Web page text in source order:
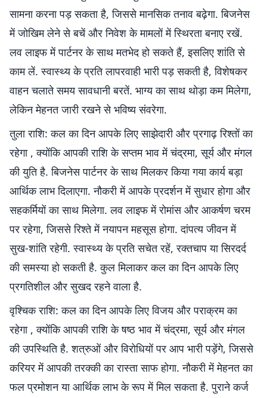
सामना करना पड़ सकता है, जिससे मानसिक तनाव बढ़ेगा. बिजनेस
में जोखिम लेने से बचें और निवेश के मामलों में स्थिरता बनाए रखें.
लव लाइफ में पार्टनर के साथ मतभेद हो सकते हैं, इसलिए शांति से
काम लें. स्वास्थ्य के प्रति लापरवाही भारी पड़ सकती है, विशेषकर
वाहन चलाते समय सावधानी बरतें. भाग्य का साथ थोड़ा कम मिलेगा,
लेकिन मेहनत जारी रखने से भविष्य संवरेगा.
तुला राशि: कल का दिन आपके लिए साझेदारी और प्रगाढ़ रिश्तों का
रहेगा , क्योंकि आपकी राशि के सप्तम भाव में चंद्रमा, सूर्य और मंगल
की युति है. बिजनेस पार्टनर के साथ मिलकर किया गया कार्य बड़ा
आर्थिक लाभ दिलाएगा. नौकरी में आपके प्रदर्शन में सुधार होगा और
सहकर्मियों का साथ मिलेगा. लव लाइफ में रोमांस और आकर्षण चरम
पर रहेगा, जिससे रिश्ते में नयापन महसूस होगा. दांपत्य जीवन में
सुख-शांति रहेगी. स्वास्थ्य के प्रति सचेत रहें, रक्तचाप या सिरदर्द
की समस्या हो सकती है. कुल मिलाकर कल का दिन आपके लिए
प्रगतिशील और सुखद रहने वाला है.
वृश्चिक राशि: कल का दिन आपके लिए विजय और पराक्रम का
रहेगा , क्योंकि आपकी राशि के षष्ठ भाव में चंद्रमा, सूर्य और मंगल
की उपस्थिति है. शत्रुओं और विरोधियों पर आप भारी पड़ेंगे, जिससे
करियर में आपकी तरक्की का रास्ता साफ होगा. नौकरी में मेहनत का
फल प्रमोशन या आर्थिक लाभ के रूप में मिल सकता है. पुराने कर्ज